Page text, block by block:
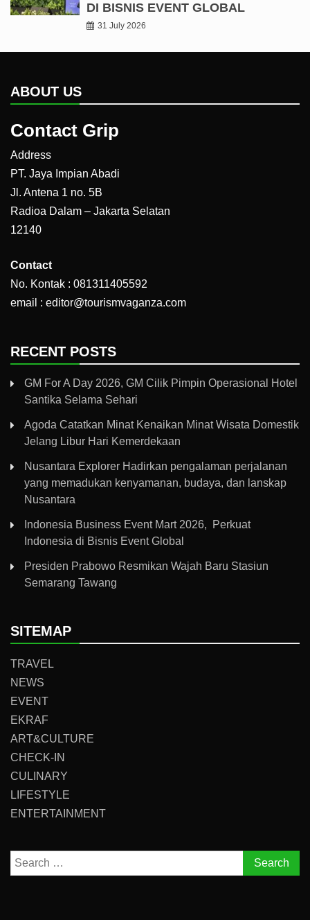
DI BISNIS EVENT GLOBAL
31 July 2026
ABOUT US
Contact Grip
Address
PT. Jaya Impian Abadi
Jl. Antena 1 no. 5B
Radioa Dalam – Jakarta Selatan
12140
Contact
No. Kontak : 081311405592
email : editor@tourismvaganza.com
RECENT POSTS
GM For A Day 2026, GM Cilik Pimpin Operasional Hotel
Santika Selama Sehari
Agoda Catatkan Minat Kenaikan Minat Wisata Domestik
Jelang Libur Hari Kemerdekaan
Nusantara Explorer Hadirkan pengalaman perjalanan
yang memadukan kenyamanan, budaya, dan lanskap
Nusantara
Indonesia Business Event Mart 2026, Perkuat
Indonesia di Bisnis Event Global
Presiden Prabowo Resmikan Wajah Baru Stasiun
Semarang Tawang
SITEMAP
TRAVEL
NEWS
EVENT
EKRAF
ART&CULTURE
CHECK-IN
CULINARY
LIFESTYLE
ENTERTAINMENT
Search
for: